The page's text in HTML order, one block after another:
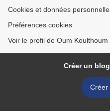
Cookies et données
Préférences cookies
Voir le profil de Oum
Créer un
Créer